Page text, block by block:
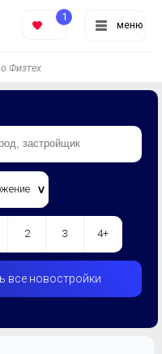
меню
1
Физтех
2 3 4+
все новостройки